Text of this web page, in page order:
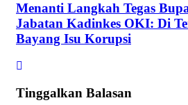
Menanti Langkah Tegas
Jabatan Kadinkes OKI: Di
Bayang Isu Korupsi
Tinggalkan Balasan